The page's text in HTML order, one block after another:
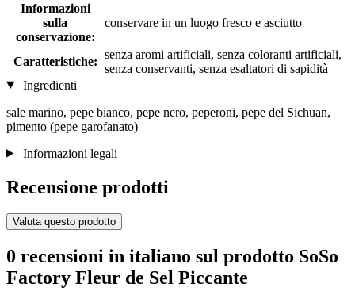
Informazioni
sulla
conservazione:
conservare in un luogo fresco e asciutto
Caratteristiche:
senza aromi artificiali, senza coloranti artificiali,
senza conservanti, senza esaltatori di sapidità
Ingredienti
sale marino, pepe bianco, pepe nero, peperoni, pepe del Sichuan,
pimento (pepe garofanato)
Informazioni legali
Recensione prodotti
Valuta questo prodotto
0 recensioni in italiano sul prodotto SoSo
Factory Fleur de Sel Piccante